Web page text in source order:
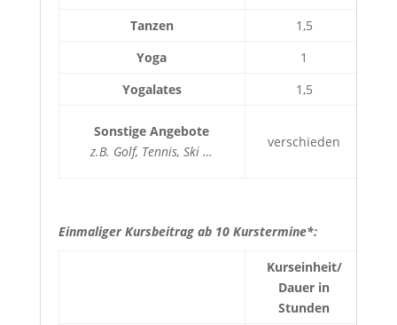
Tanzen
1,5
Yoga
1
Yogalates
1,5
Sonstige Angebote
z.B. Golf, Tennis, Ski …
verschieden
Einmaliger Kursbeitrag ab 10 Kurstermine*:
Kurseinheit/
Dauer in
Stunden